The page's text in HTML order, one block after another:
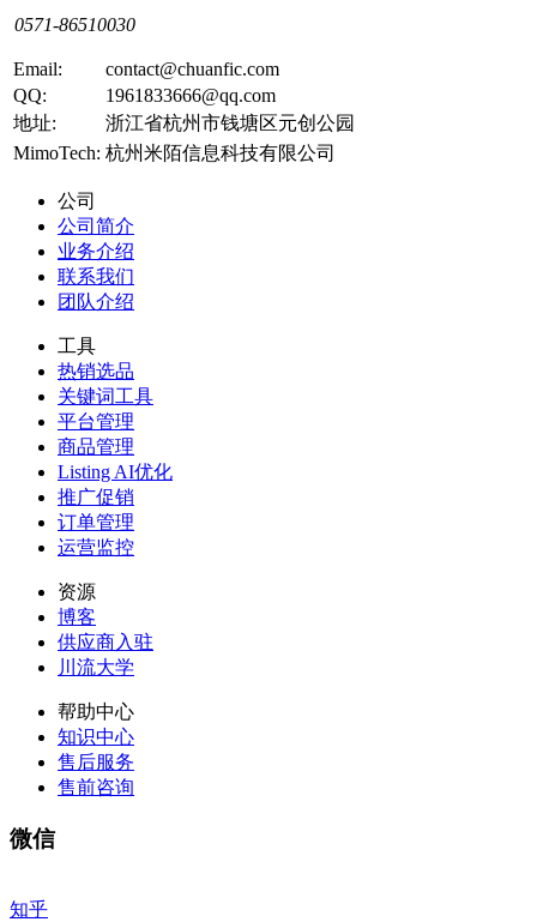
0571-86510030
Email:
contact@chuanfic.com
QQ:
1961833666@qq.com
地址:
浙江省杭州市钱塘区元创公园
MimoTech: 杭州米陌信息科技有限公司
公司
公司简介
业务介绍
联系我们
团队介绍
工具
热销选品
关键词工具
平台管理
商品管理
Listing AI优化
推广促销
订单管理
运营监控
资源
博客
供应商入驻
川流大学
帮助中心
知识中心
售后服务
售前咨询
微信
知乎